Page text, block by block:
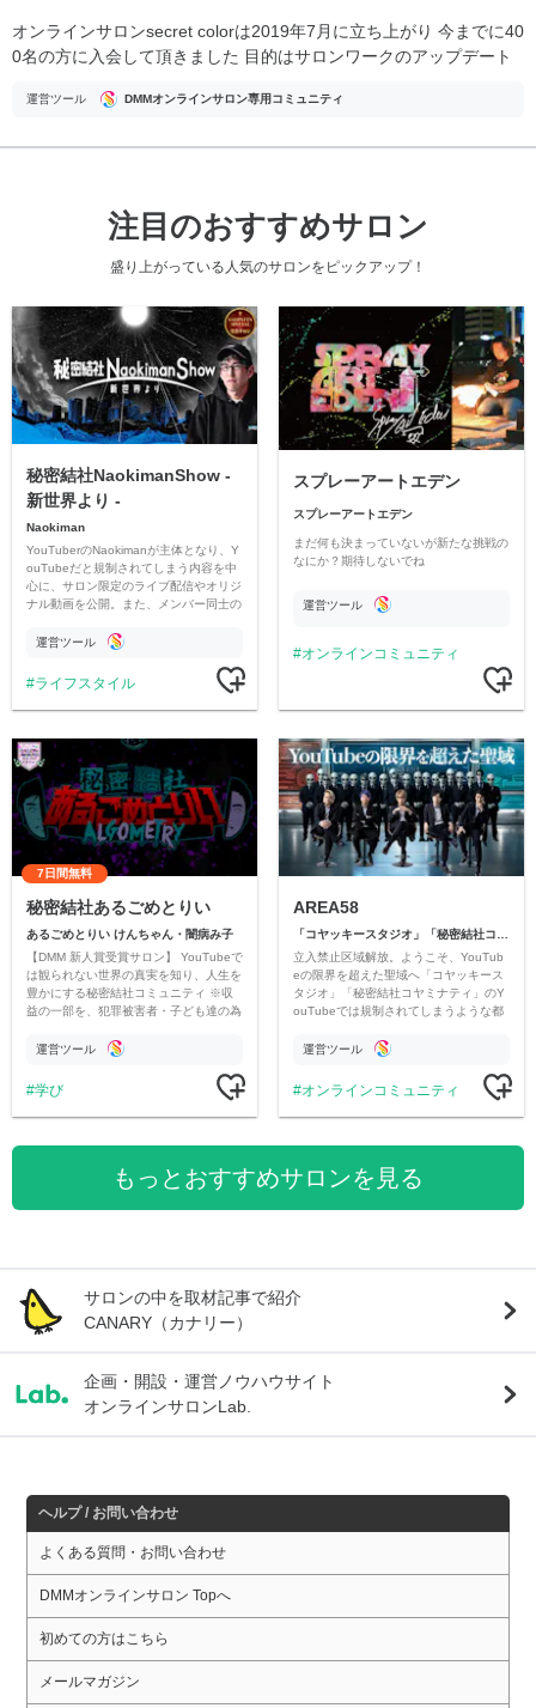
オンラインサロンsecret colorは2019年7月に立ち上がり 今までに40
0名の方に入会して頂きました 目的はサロンワークのアップデート
運営ツール DMMオンラインサロン専用コミュニティ
注目のおすすめサロン
盛り上がっている人気のサロンをピックアップ！
秘密結社NaokimanShow -
新世界より -
Naokiman
YouTuberのNaokimanが主体となり、Y
ouTubeだと規制されてしまう内容を中
心に、サロン限定のライブ配信やオリジ
ナル動画を公開。また、メンバー同士の
ただいています。
運営ツール
ライフスタイル
スプレーアートエデン
スプレーアートエデン
まだ何も決まっていないが新たな挑戦の
なにか？期待しないでね
運営ツール
オンラインコミュニティ
7日間無料
秘密結社あるごめとりい
あるごめとりい けんちゃん・闇病み子
【DMM 新人賞受賞サロン】 YouTubeで
は観られない世界の真実を知り、人生を
豊かにする秘密結社コミュニティ ※収
益の一部を、犯罪被害者・子ども達の為
す運営ツール
学び
AREA58
立入禁止区域解放。ようこそ、YouTub
eの限界を超えた聖域へ「コヤッキース
タジオ」「秘密結社コヤミナティ」のY
ouTubeでは規制されてしまうような都
公開。
運営ツール
オンラインコミュニティ
もっとおすすめサロンを見る
サロンの中を取材記事で紹介
CANARY（カナリー）
企画・開設・運営ノウハウサイト
オンラインサロンLab.
ヘルプ / お問い合わせ
よくある質問・お問い合わせ
DMMオンラインサロン Topへ
初めての方はこちら
メールマガジン